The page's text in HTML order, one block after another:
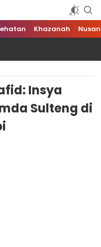
Khazanah
Insya
Sulteng di